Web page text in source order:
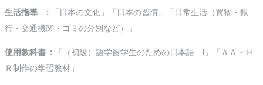
生活指導 : 「日本の文化」「日本の習慣」「日常生活（買物・銀
行・交通機関・ゴミの分別など）」
使用教科書 : 「（初級）語学留学生のための日本語 I」「ＡＡ－Ｈ
Ｒ制作の学習教材」